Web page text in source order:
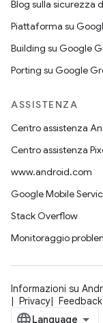
Blog sulla sicurezza
Piattaforma su
Building su Google
Porting su Google
ASSISTENZA
Centro assistenza
Centro assistenza
www.android.com
Google Mobile
Stack Overflow
Monitoraggio
Informazioni su
Privacy